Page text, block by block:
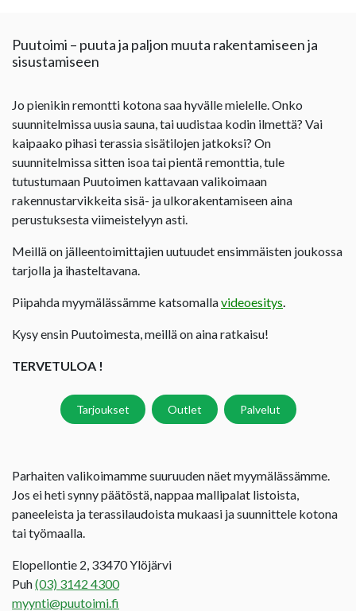
Puutoimi – puuta ja paljon muuta rakentamiseen ja
sisustamiseen
Jo pienikin remontti kotona saa hyvälle mielelle. Onko
suunnitelmissa uusia sauna, tai uudistaa kodin ilmettä? Vai
kaipaako pihasi terassia sisätilojen jatkoksi? On
suunnitelmissa sitten isoa tai pientä remonttia, tule
tutustumaan Puutoimen kattavaan valikoimaan
rakennustarvikkeita sisä- ja ulkorakentamiseen aina
perustuksesta viimeistelyyn asti.
Meillä on jälleentoimittajien uutuudet ensimmäisten joukossa
tarjolla ja ihasteltavana.
Piipahda myymälässämme katsomallavideoesitys.
Kysy ensin Puutoimesta, meillä on aina ratkaisu!
TERVETULOA !
Tarjoukset Outlet Palvelut
Parhaiten valikoimamme suuruuden näet myymälässämme.
Jos ei heti synny päätöstä, nappaa mallipalat listoista,
paneeleista ja terassilaudoista mukaasi ja suunnittele kotona
tai työmaalla.
Elopellontie 2, 33470 Ylöjärvi
Puh(03) 3142 4300
myynti@puutoimi.fi